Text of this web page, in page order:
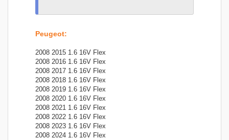
Peugeot:
2008 2015 1.6 16V Flex
2008 2016 1.6 16V Flex
2008 2017 1.6 16V Flex
2008 2018 1.6 16V Flex
2008 2019 1.6 16V Flex
2008 2020 1.6 16V Flex
2008 2021 1.6 16V Flex
2008 2022 1.6 16V Flex
2008 2023 1.6 16V Flex
2008 2024 1.6 16V Flex